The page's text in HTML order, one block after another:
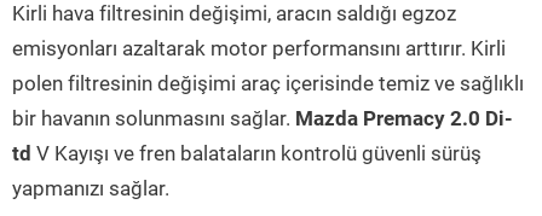
Kirli hava filtresinin değişimi, aracın saldığı egzoz
emisyonları azaltarak motor performansını arttırır. Kirli
polen filtresinin değişimi araç içerisinde temiz ve sağlıklı
bir havanın solunmasını sağlar. Mazda Premacy 2.0 Di-
td V Kayışı ve fren balataların kontrolü güvenli sürüş
yapmanızı sağlar.